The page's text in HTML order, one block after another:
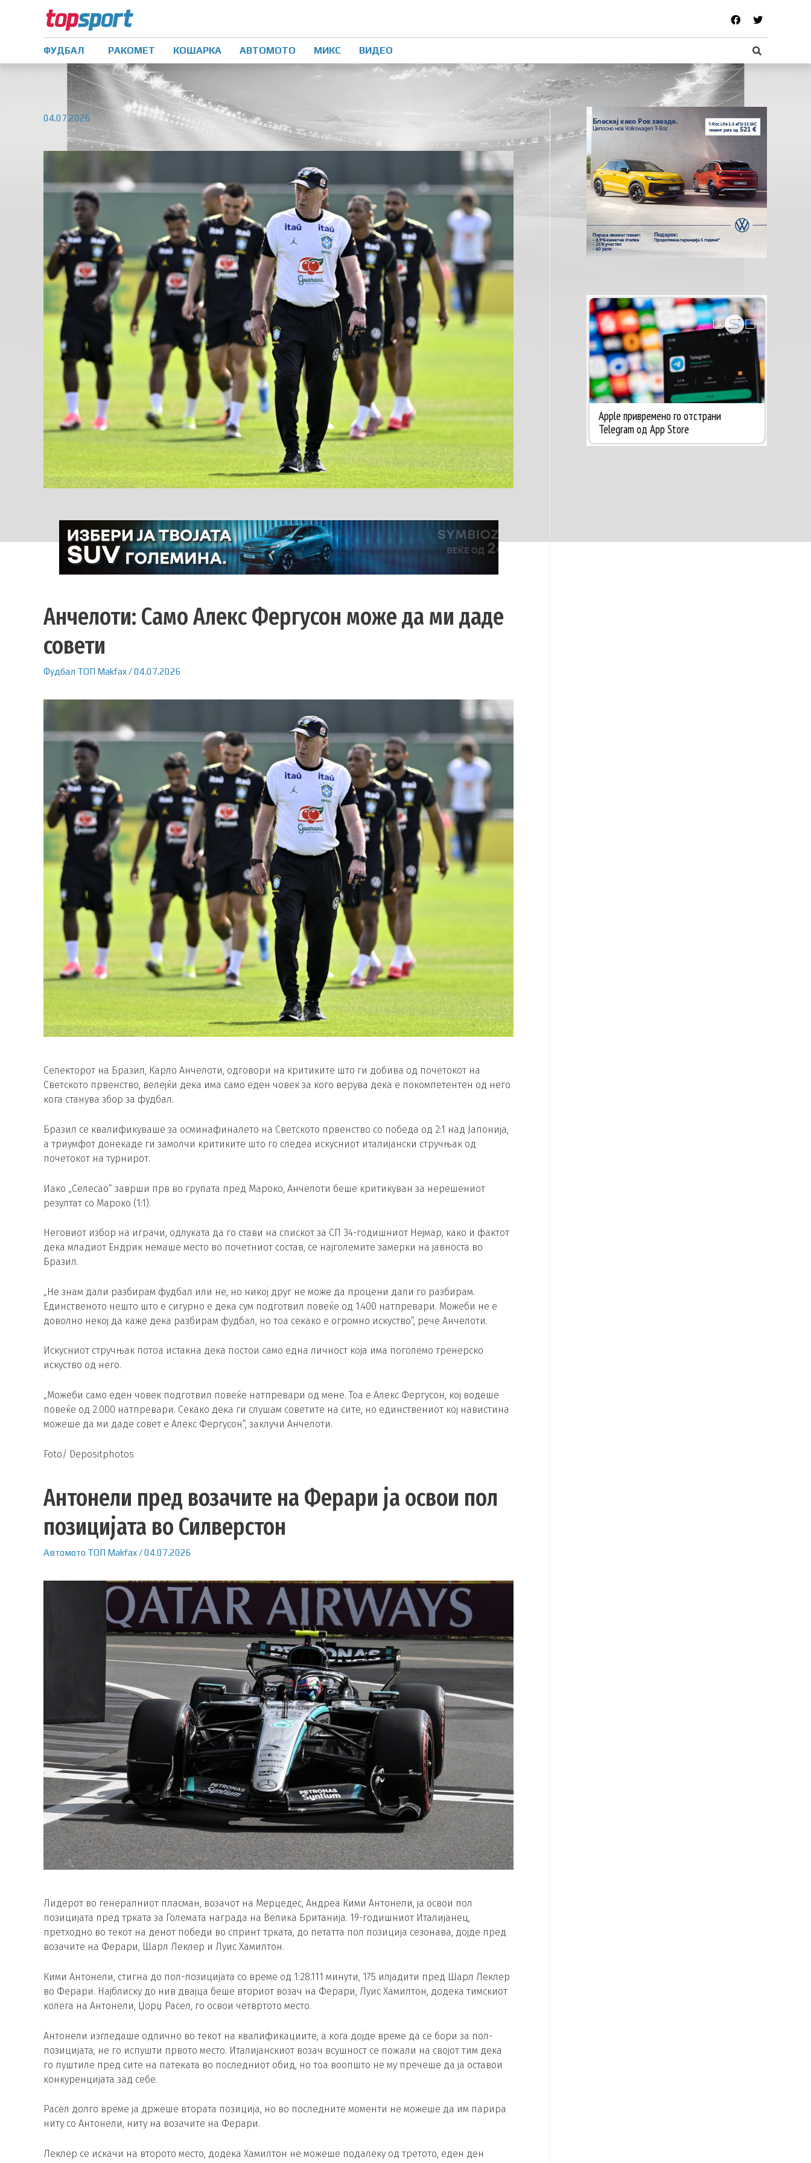
ФУДБАЛ РАКОМЕТ КОШАРКА АВТОМОТО МИКС ВИДЕО
04.07.2026
Анчелоти: Само Алекс Фергусон може да ми даде
совети
Фудбал ТОП Makfax/04.07.2026
Селекторот на Бразил, Карло Анчелоти, одговори на критиките што ги добива од почетокот на
Светското првенство, велејќи дека има само еден човек за кого верува дека е покомпетентен од него
кога станува збор за фудбал.
Бразил се квалификуваше за осминафиналето на Светското првенство со победа од 2:1 над Јапонија,
а триумфот донекаде ги замолчи критиките што го следеа искусниот италијански стручњак од
почетокот на турнирот.
Иако „Селесао“ заврши прв во групата пред Мароко, Анчелоти беше критикуван за нерешениот
резултат со Мароко (1:1).
Неговиот избор на играчи, одлуката да го стави на спискот за СП 34-годишниот Нејмар, како и фактот
дека младиот Ендрик немаше место во почетниот состав, се најголемите замерки на јавноста во
Бразил.
„Не знам дали разбирам фудбал или не, но никој друг не може да процени дали го разбирам.
Единственото нешто што е сигурно е дека сум подготвил повеќе од 1.400 натпревари. Можеби не е
доволно некој да каже дека разбирам фудбал, но тоа секако е огромно искуство“, рече Анчелоти.
Искусниот стручњак потоа истакна дека постои само една личност која има поголемо тренерско
искуство од него.
„Можеби само еден човек подготвил повеќе натпревари од мене. Тоа е Алекс Фергусон, кој водеше
повеќе од 2.000 натпревари. Секако дека ги слушам советите на сите, но единствениот кој навистина
можеше да ми даде совет е Алекс Фергусон“, заклучи Анчелоти.
Foto/ Depositphotos
Антонели пред возачите на Ферари ја освои пол
позицијата во Силверстон
Автомото ТОП Makfax/04.07.2026
Лидерот во генералниот пласман, возачот на Мерцедес, Андреа Кими Антонели, ја освои пол
позицијата пред трката за Големата награда на Велика Британија. 19-годишниот Италијанец,
претходно во текот на денот победи во спринт трката, до петатта пол позиција сезонава, дојде пред
возачите на Ферари, Шарл Леклер и Луис Хамилтон.
Кими Антонели, стигна до пол-позицијата со време од 1:28.111 минути, 175 илјадити пред Шарл Леклер
во Ферари. Најблиску до нив двајца беше вториот возач на Ферари, Луис Хамилтон, додека тимскиот
колега на Антонели, Џорџ Расел, го освои четвртото место.
Антонели изгледаше одлично во текот на квалификациите, а кога дојде време да се бори за пол-
позицијата, не го испушти првото место. Италијанскиот возач всушност се пожали на својот тим дека
го пуштиле пред сите на патеката во последниот обид, но тоа воопшто не му пречеше да ја оставои
конкуренцијата зад себе.
Расел долго време ја држеше втората позиција, но во последните моменти не можеше да им парира
ниту со Антонели, ниту на возачите на Ферари.
Леклер се искачи на второто место, додека Хамилтон не можеше подалеку од третото, еден ден